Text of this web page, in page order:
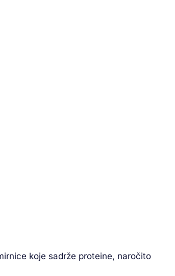
koje sadrže proteine, naročito